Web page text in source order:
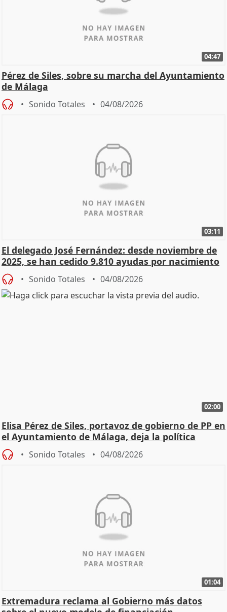
04:47
Pérez de Siles, sobre su marcha del Ayuntamiento
de Málaga
Sonido Totales 04/08/2026
03:11
El delegado José Fernández: desde noviembre de
2025, se han cedido 9.810 ayudas por nacimiento
Sonido Totales 04/08/2026
02:00
Elisa Pérez de Siles, portavoz de gobierno de PP en
el Ayuntamiento de Málaga, deja la política
Sonido Totales 04/08/2026
01:04
Extremadura reclama al Gobierno más datos